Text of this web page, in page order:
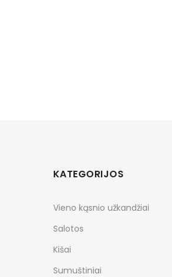
KATEGORIJOS
Vieno kąsnio užkandžiai
Salotos
Kišai
Sumuštiniai